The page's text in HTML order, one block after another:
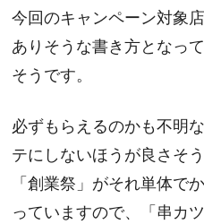
今回のキャンペーン対象
ありそうな書き方となっ
そうです。
必ずもらえるのかも不明
テにしないほうが良さそ
「創業祭」がそれ単体で
っていますので、「串カ